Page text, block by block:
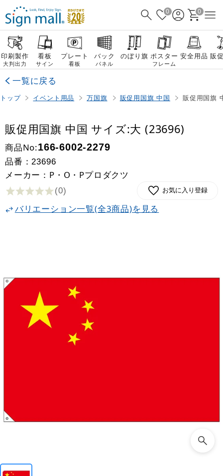
0 0
印刷製作
大判出力
看板
サイン
プレート
看板
バック
パネル
のぼり旗 ポスター
フレーム
安全用品 販
一覧に戻る
トップ イベント用品 万国旗 販促用国旗 中国 販促用国旗
販促用国旗 中国 サイズ:大 (23696)
商品No:166-6002-2279
品番：23696
メーカー：P・O・Pプロダクツ
(0) お気に入り登録
バリエーション一覧(全3商品)を見る